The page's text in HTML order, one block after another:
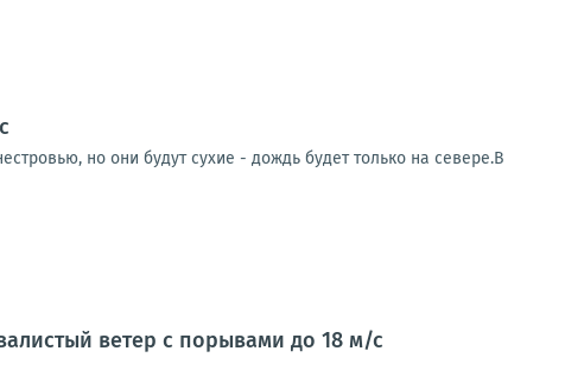
но они будут сухие - дождь будет только на севере.В
ветер с порывами до 18 м/с